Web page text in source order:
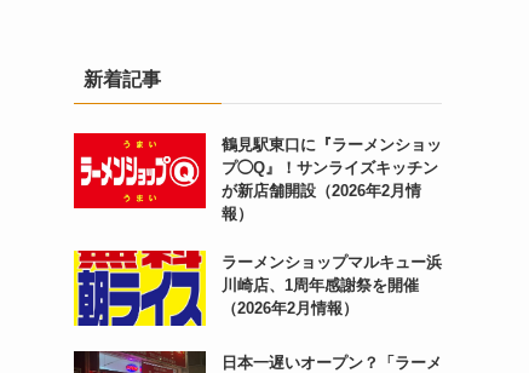
新着記事
鶴見駅東口に『ラーメンショッ
プ◯Q』！サンライズキッチン
が新店舗開設（2026年2月情
報）
ラーメンショップマルキュー浜
川崎店、1周年感謝祭を開催
（2026年2月情報）
日本一遅いオープン？「ラーメ